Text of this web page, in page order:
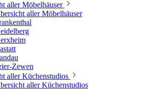
aller Möbelhäuser
aller Möbelhäuser
Zewen
aller Küchenstudios
aller Küchenstudios